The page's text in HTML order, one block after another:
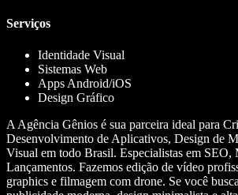
Serviços
Identidade Visual
Sistemas Web
Apps Android/iOS
Design Gráfico
A Agência Gênios é sua parceira ideal para
Desenvolvimento de Aplicativos, Design de
Visual em todo Brasil. Especialistas em
Lançamentos. Fazemos edição de vídeo
graphics e filmagem com drone. Se você